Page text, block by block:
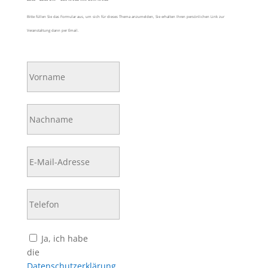
Bitte füllen Sie das Formular aus, um sich für dieses Thema anzumelden, Sie erhalten Ihren persönlichen Link zur
Veranstaltung dann per Email.
Ja, ich habe
die